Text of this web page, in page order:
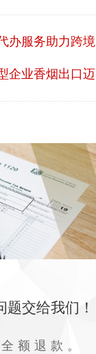
电商A公司成功收回税款
烟出口迈向新高度
交给我们！
额退款。